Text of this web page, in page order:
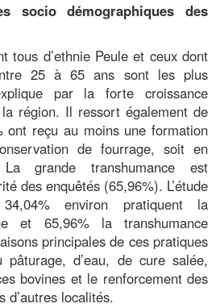
socio démographiques des
tous d’ethnie Peule et ceux dont
25 à 65 ans sont les plus
par la forte croissance
région. Il ressort également de
ont reçu au moins une formation
de fourrage, soit en
grande transhumance est
des enquêtés (65,96%). L’étude
environ pratiquent la
et 65,96% la transhumance
principales de ces pratiques
d’eau, de cure salée,
bovines et le renforcement des
d’autres localités.